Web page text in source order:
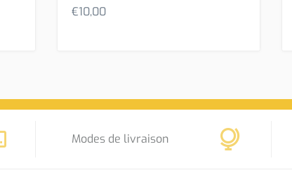
€10,00
Modes de livraison